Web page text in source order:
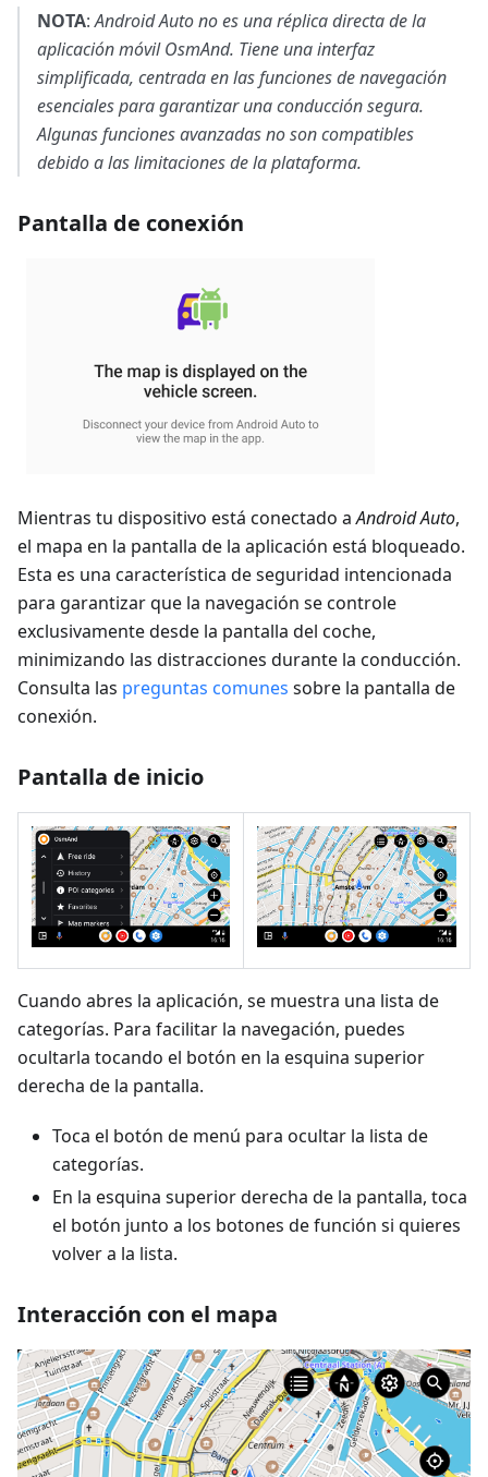
NOTA:Android Auto no es una réplica directa de la
aplicación móvil OsmAnd. Tiene una interfaz
simplificada, centrada en las funciones de navegación
esenciales para garantizar una conducción segura.
Algunas funciones avanzadas no son compatibles
debido a las limitaciones de la plataforma.
Pantalla de conexión
Mientras tu dispositivo está conectado aAndroid Auto,
el mapa en la pantalla de la aplicación está bloqueado.
Esta es una característica de seguridad intencionada
para garantizar que la navegación se controle
exclusivamente desde la pantalla del coche,
minimizando las distracciones durante la conducción.
Consulta las preguntas comunes sobre la pantalla de
conexión.
Pantalla de inicio
Cuando abres la aplicación, se muestra una lista de
categorías. Para facilitar la navegación, puedes
ocultarla tocando el botón en la esquina superior
derecha de la pantalla.
Toca el botón de menú para ocultar la lista de
categorías.
En la esquina superior derecha de la pantalla, toca
el botón junto a los botones de función si quieres
volver a la lista.
Interacción con el mapa